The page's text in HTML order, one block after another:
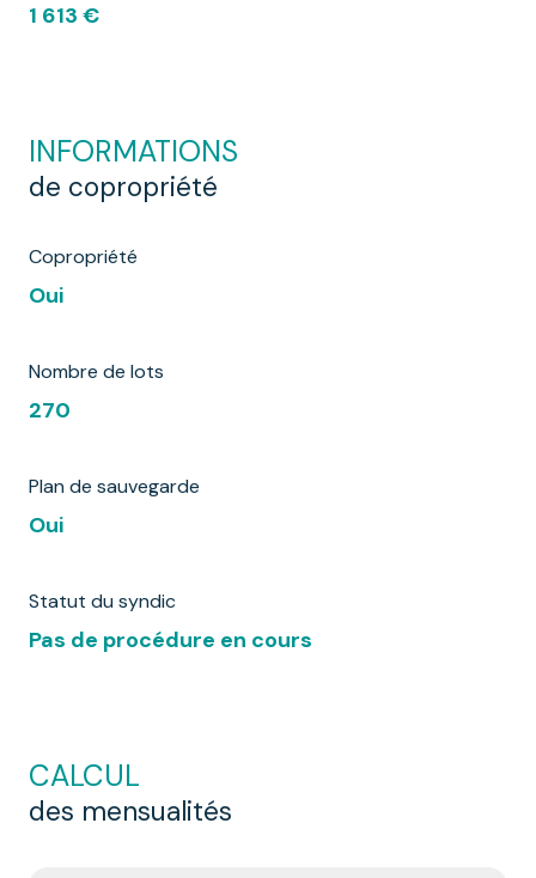
1 613 €
INFORMATIONS
de copropriété
Copropriété
Oui
Nombre de lots
270
Plan de sauvegarde
Oui
Statut du syndic
Pas de procédure en cours
CALCUL
des mensualités